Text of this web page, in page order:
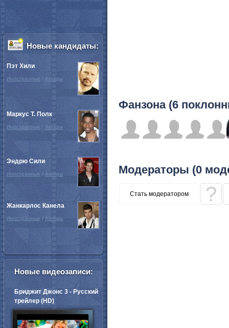
Фанзона (6
Модераторы (0
Стать модератором ?
Новые кандидаты:
Пэт Хили
Иностранные / Актёры
Маркус Т. Полк
Иностранные / Актёры
Эндрю Сили
Иностранные / Актёры
Жанкарлос Канела
Иностранные / Актёры
Новые видеозаписи:
Бриджит Джонс 3 - Русский
трейлер (HD)